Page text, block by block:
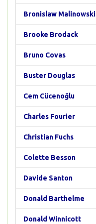
Bronislaw Malinowski
Brooke Brodack
Bruno Covas
Buster Douglas
Cem Cücenoğlu
Charles Fourier
Christian Fuchs
Colette Besson
Davide Santon
Donald Barthelme
Donald Winnicott